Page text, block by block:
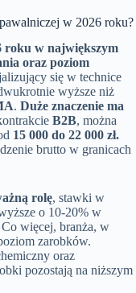
w 2026 roku?
roku w największym
oraz poziom
się w technice
wyższe niż
. Duże znaczenie ma
B2B, można
15 000 do 22 000 zł.
brutto w granicach
rolę, stawki w
o 10-20% w
więcej, branża, w
zarobków.
oraz
pozostają na niższym